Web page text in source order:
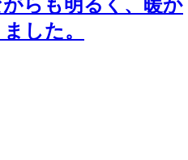
らも明るく、暖か
した。